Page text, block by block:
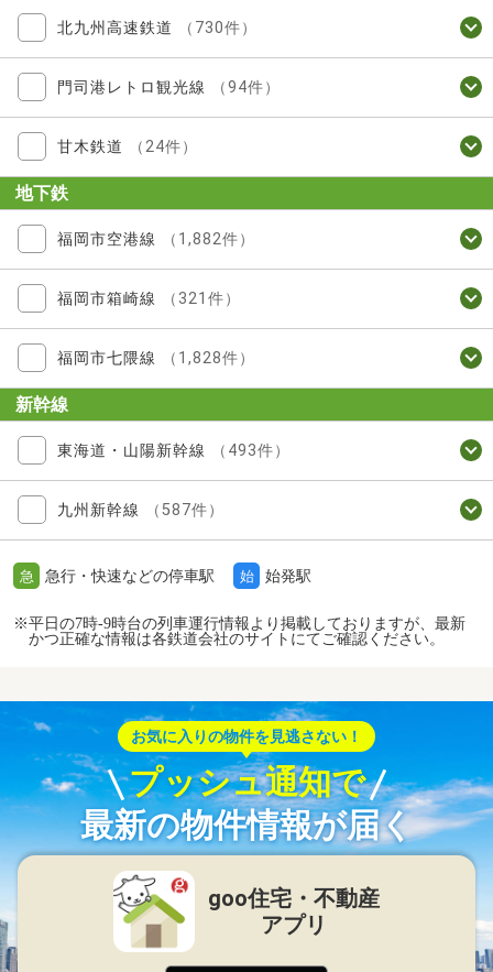
北九州高速鉄道 （730件）
門司港レトロ観光線 （94件）
甘木鉄道 （24件）
地下鉄
福岡市空港線 （1,882件）
福岡市箱崎線 （321件）
福岡市七隈線 （1,828件）
新幹線
東海道・山陽新幹線 （493件）
九州新幹線 （587件）
急 急行・快速などの停車駅 始 始発駅
※平日の7時-9時台の列車運行情報より掲載しておりますが、最新
かつ正確な情報は各鉄道会社のサイトにてご確認ください。
お気に入りの物件を見逃さない！
プッシュ通知で
最新の物件情報が届く
goo住宅・不動産
アプリ